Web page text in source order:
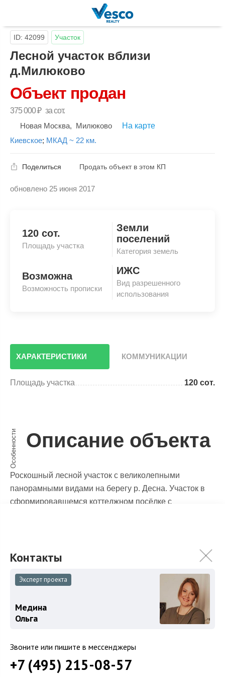
ID: 42099 Участок
Лесной участок вблизи
д.Милюково
Объект продан
375 000₽ за сот.
Новая Москва, Милюково
На карте
Киевское; МКАД ~ 22 км.
обновлено 25 июня 2017
Поделиться Продать объект в этом КП
120 сот.
Площадь участка
Земли
поселений
Категория земель
Возможна
Возможность прописки
ИЖС
Вид разрешенного
использования
ХАРАКТЕРИСТИКИ КОММУНИКАЦИИ
Площадь участка 120 сот.
Особенности Описание объекта
Роскошный лесной участок с великолепными
панорамными видами на берегу р. Десна. Участок в
сформировавшемся коттеджном посёлке с
подряда. Коммуникации (свет и газ) на границе
Эксперт проекта
Медина
Ольга
Звоните или пишите в мессенджеры
+7 (495) 215-08-57